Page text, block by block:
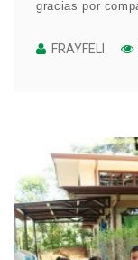
gracias por
FRAYFELI